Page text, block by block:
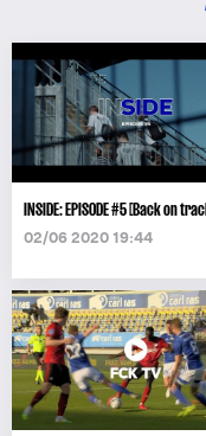
INSIDE: EPISODE #5 [Back on
02/06 2020 19:44